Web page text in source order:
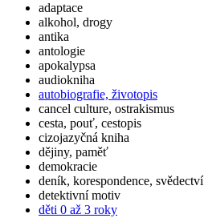
adaptace
alkohol, drogy
antika
antologie
apokalypsa
audiokniha
autobiografie, životopis
cancel culture, ostrakismus
cesta, pouť, cestopis
cizojazyčná kniha
dějiny, paměť
demokracie
deník, korespondence, svědectví
detektivní motiv
děti 0 až 3 roky